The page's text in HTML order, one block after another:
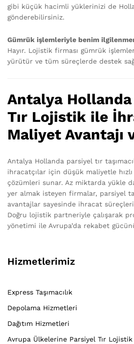
gibi küçük hacimli yüklerinizi de
gönderebilirsiniz.
Gümrük işlemleriyle benim
Hayır. Lojistik firması gümrük
yürütür ve tüm süreçlerde destek
Antalya
Tır Lojistik ile
Maliyet Avantajı
Antalya Hollanda parsiyel tır
ihracatçılar için düşük maliyetle
çözümleri sunar. Az miktarda yükle
yer almak isteyen firmalar, parsiyel
avantajlar sayesinde ihracat
Doğru lojistik partneriyle çalışarak
yönetimi ile Avrupa’da rekabet
Hizmetlerimiz
Express Taşımacılık
Depolama Hizmetleri
Dağıtım Hizmetleri
Avrupa Ülkelerine Parsiyel Tır Lojistik